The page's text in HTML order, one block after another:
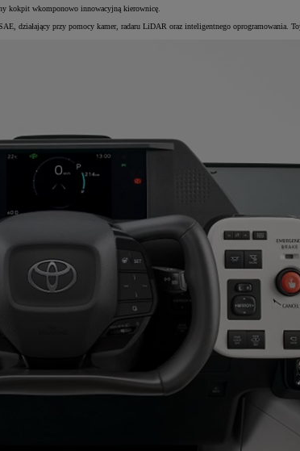
kokpit wkomponowo innowacyjną kierownicę.
działający przy pomocy kamer, radaru LiDAR oraz inteligentnego oprogramowania.